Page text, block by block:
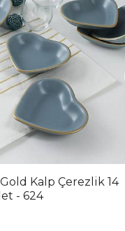
Kalp Çerezlik 14
- 624